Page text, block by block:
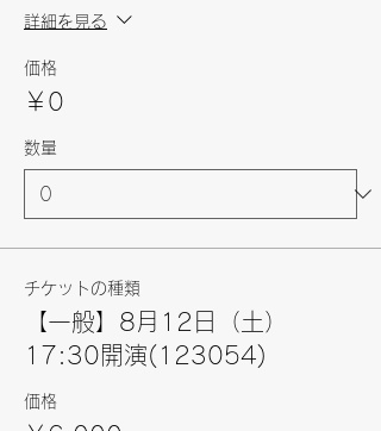
詳細を見る
価格
￥0
数量
チケットの種類
【一般】8月12日（土）
17:30開演(123054)
価格